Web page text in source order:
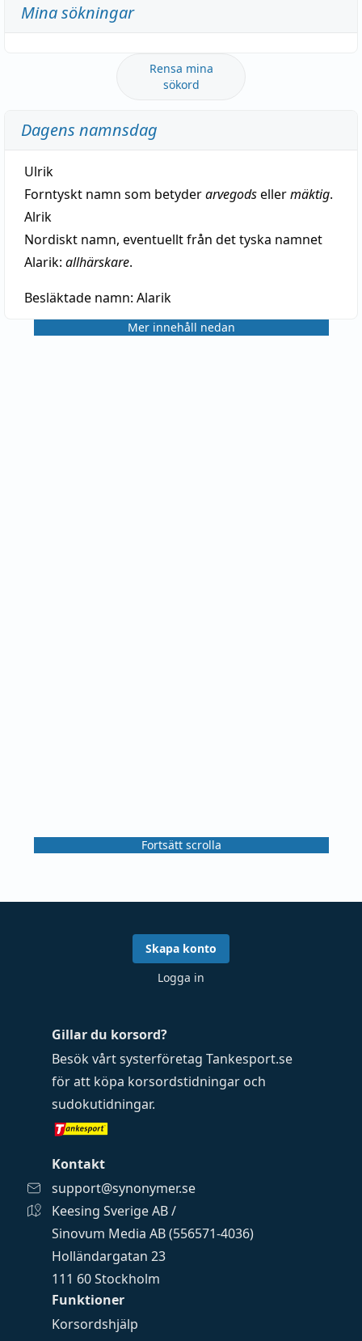
Mina sökningar
Rensa mina
sökord
Dagens namnsdag
Ulrik
Forntyskt namn som betyderarvegodsellermäktig.
Alrik
Nordiskt namn, eventuellt från det tyska namnet
Alarik: allhärskare.
Besläktade namn: Alarik
Mer innehåll nedan
Fortsätt scrolla
Funktioner
Korsordshjälp
Gillar du korsord?
Besök vårt systerföretag Tankesport.se
för att köpa korsordstidningar och
sudokutidningar.
Kontakt
support@synonymer.se
Keesing Sverige AB /
Sinovum Media AB (556571-4036)
Holländargatan 23
111 60 Stockholm
Skapa konto
Logga in